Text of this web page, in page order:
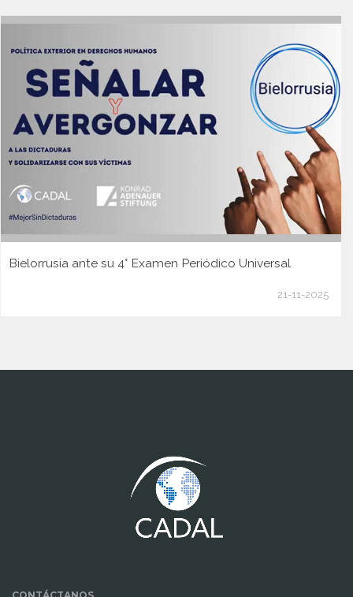
Bielorrusia ante su 4° Examen Periódico Universal
21-11-2025